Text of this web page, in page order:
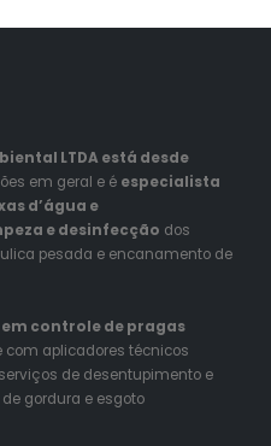
LTDA está desde
em geral e é especialista
d’água e
e desinfecção dos
pesada e encanamento de
controle de pragas
com aplicadores técnicos
de desentupimento e
gordura e esgoto